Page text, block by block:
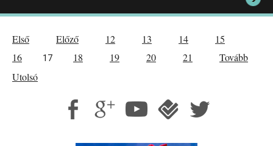
Első Előző 12 13 14
15
16
17 18 19 20 21
Tovább
Utolsó